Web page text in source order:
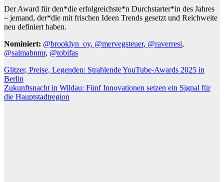
Der Award für den*die erfolgreichste*n Durchstarter*in des Jahres
– jemand, der*die mit frischen Ideen Trends gesetzt und Reichweite
neu definiert haben.
Nominiert: @brooklyn_oy, @mervegsteuer, @raverresi,
@salmabnmr, @tobifas
Beitragsnavigation
Glitzer, Preise, Legenden: Strahlende YouTube-Awards 2025 in
Berlin
Zukunftsnacht in Wildau: Fünf Innovationen setzen ein Signal für
die Hauptstadtregion